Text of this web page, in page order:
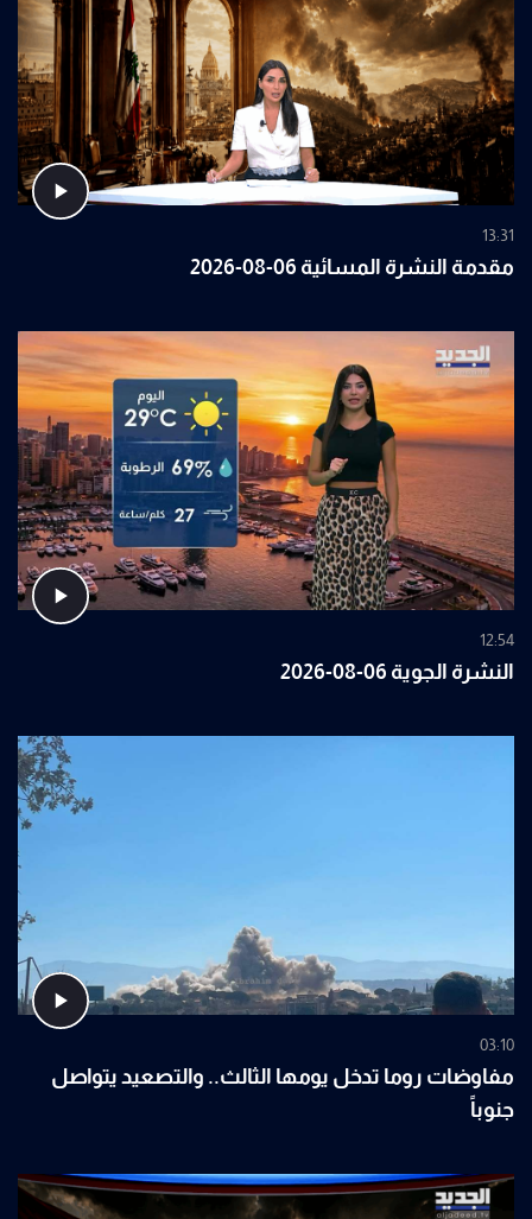
13:31
مقدمة النشرة المسائية 06-08-2026
12:54
النشرة الجوية 06-08-2026
03:10
مفاوضات روما تدخل يومها الثالث.. والتصعيد يتواصل
جنوباً